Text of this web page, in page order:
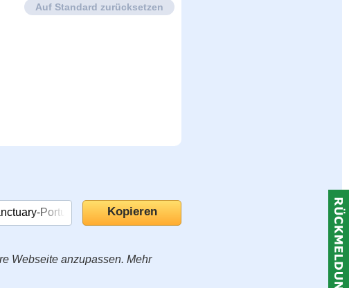
Auf Standard zurücksetzen
Webseite anzupassen. Mehr